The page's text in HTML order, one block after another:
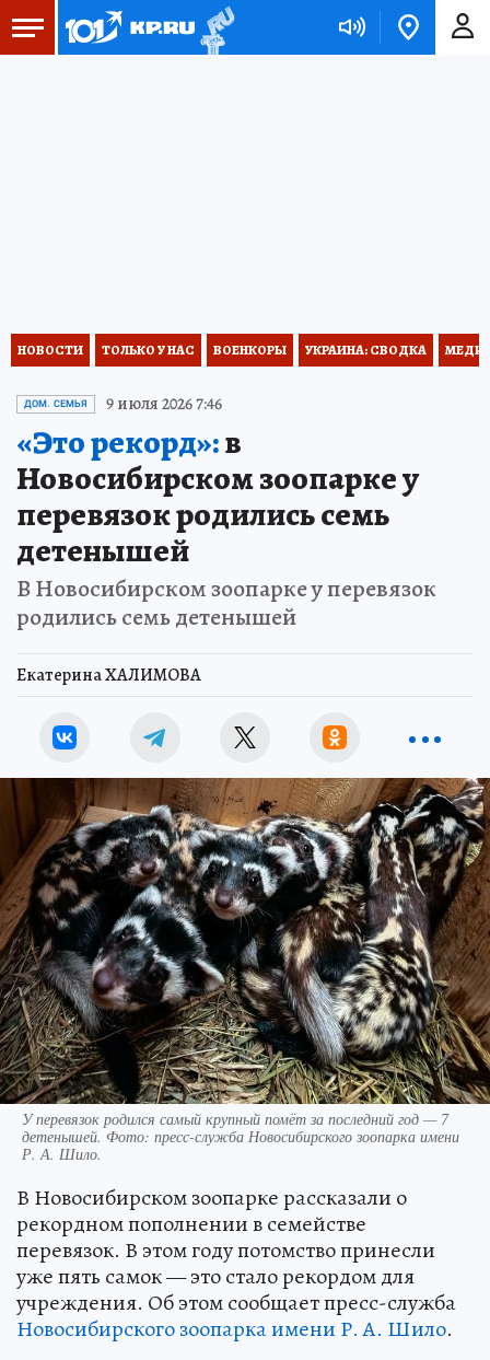
НОВОСТИ ТОЛЬКО У НАС ВОЕНКОРЫ УКРАИНА: СВОДКА
ДОМ. СЕМЬЯ 9 июля 2026 7:46
«Это рекорд»:в
Новосибирском зоопарке у
перевязок родились семь
детенышей
В Новосибирском зоопарке у перевязок
родились семь детенышей
Екатерина ХАЛИМОВА
У перевязок родился самый крупный помёт за последний год — 7
детенышей. Фото: пресс-служба Новосибирского зоопарка имени
Р. А. Шило.
В Новосибирском зоопарке рассказали о
рекордном пополнении в семействе
перевязок. В этом году потомство принесли
уже пять самок — это стало рекордом для
учреждения. Об этом сообщает пресс-служба
Новосибирского зоопарка имени Р. А. Шило.